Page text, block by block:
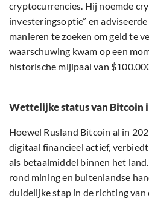
cryptocurrencies. Hij noemde
investeringsoptie” en
manieren te zoeken om geld te
waarschuwing kwam op een
historische mijlpaal van
Wettelijke status van Bitcoin
Hoewel Rusland Bitcoin al in
digitaal financieel actief,
als betaalmiddel binnen het
rond mining en buitenlandse
duidelijke stap in de richting van